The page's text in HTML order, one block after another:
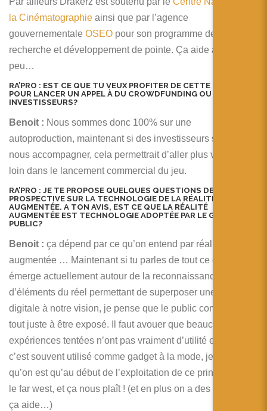
la Cinématographie ainsi que par l’agence
gouvernementale OSEO pour son programme de
recherche et développement de pointe. Ça aide aussi un
peu…
RA’PRO : EST CE QUE TU VEUX PROFITER DE CETTE INTERVIEW
POUR LANCER UN APPEL À DU CROWDFUNDING OU À DES
INVESTISSEURS?
Benoit : Nous sommes donc 100% sur une
autoproduction, maintenant si des investisseurs souhaitent
nous accompagner, cela permettrait d’aller plus vite et plus
loin dans le lancement commercial du jeu.
RA’PRO : JE TE PROPOSE QUELQUES QUESTIONS DE
PROSPECTIVE SUR LA TECHNOLOGIE DE LA RÉALITÉ
AUGMENTÉE. A TON AVIS, EST CE QUE LA RÉALITÉ
AUGMENTÉE EST TECHNOLOGIE ADOPTÉE PAR LE GRAND
PUBLIC?
Benoit : ça dépend par ce qu’on entend par réalité
augmentée … Maintenant si tu parles de tout ce qui
émerge actuellement autour de la reconnaissance
d’éléments du réel permettant de superposer une couche
digitale à notre vision, je pense que le public commence
tout juste à être exposé. Il faut avouer que beaucoup des
expériences tentées n’ont pas vraiment d’utilité en soit,
c’est souvent utilisé comme gadget à la mode, je pense
qu’on est qu’au début de l’exploitation de ce principe. C’est
le far west, et ça nous plaît ! (et en plus on a des gros guns,
ça aide…)